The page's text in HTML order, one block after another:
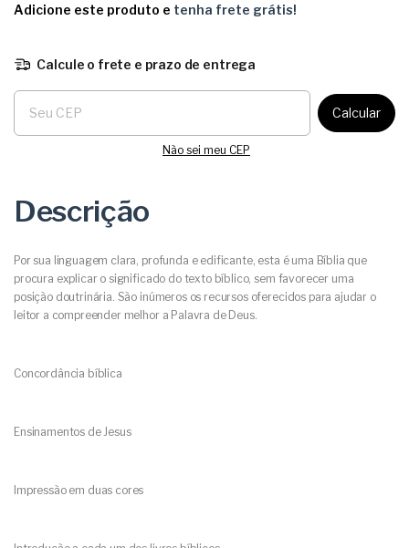
Adicione este produto e tenha frete grátis!
Calcule o frete e prazo de entrega
Entregas para o CEP:
Calcular
Não sei meu CEP
Descrição
Por sua linguagem clara, profunda e edificante, esta é uma Bíblia que
procura explicar o significado do texto bíblico, sem favorecer uma
posição doutrinária. São inúmeros os recursos oferecidos para ajudar o
leitor a compreender melhor a Palavra de Deus.
Concordância bíblica
Ensinamentos de Jesus
Impressão em duas cores